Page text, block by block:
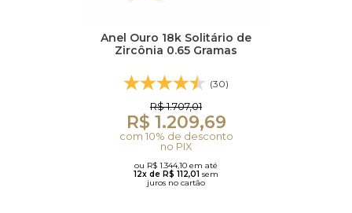
Anel Ouro 18k Solitário de
Zircônia 0.65 Gramas
(30)
R$ 1.707,01
R$ 1.209,69
com 10% de desconto
no PIX
ou R$ 1.344,10 em até
12x de R$ 112,01 sem
juros no cartão